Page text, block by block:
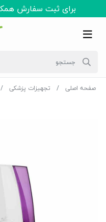
برای ثبت سفارش
صفحه اصلی تجهیزات پزشکی